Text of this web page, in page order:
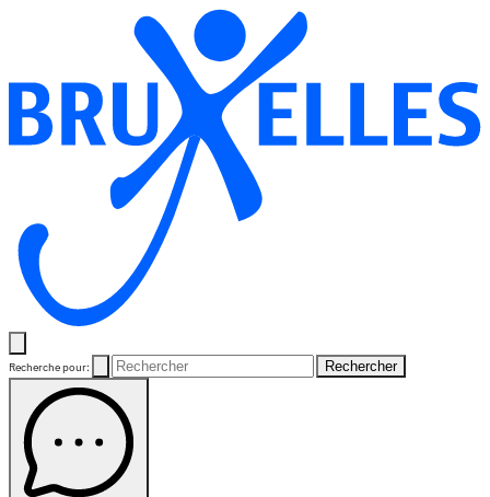
Recherche pour: Rechercher